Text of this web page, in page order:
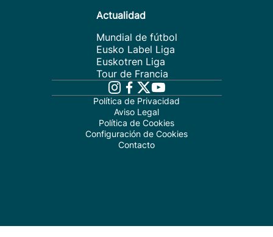
Actualidad
Mundial de fútbol
Eusko Label Liga
Euskotren Liga
Tour de Francia
Política de Privacidad
Aviso Legal
Política de Cookies
Configuración de Cookies
Contacto